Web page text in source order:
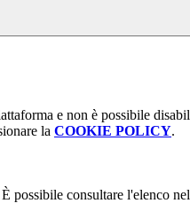
e non è possibile
la COOKIE POLICY.
possibile consultare l'elenco